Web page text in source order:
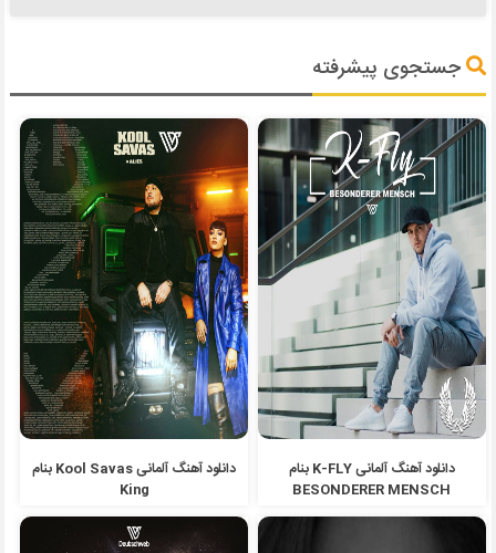
جستجوی پیشرفته
دانلود آهنگ آلمانی K-FLY بنام
BESONDERER MENSCH
دانلود آهنگ آلمانی Kool Savas بنام
King